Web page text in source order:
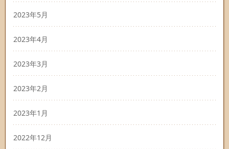
2023年5月
2023年4月
2023年3月
2023年2月
2023年1月
2022年12月